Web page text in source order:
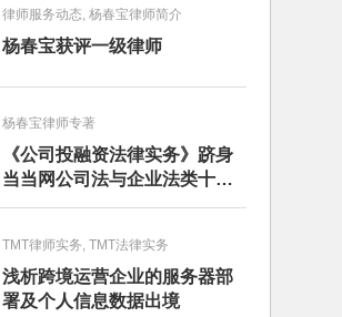
律师服务动态, 杨春宝律师简介
杨春宝获评一级律师
杨春宝律师专著
《公司投融资法律实务》跻身
当当网公司法与企业法类十大
畅销图书榜
TMT律师实务, TMT法律实务
浅析跨境运营企业的服务器部
署及个人信息数据出境